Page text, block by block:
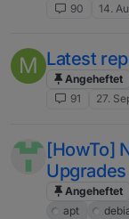
90
14.
M Latest
Angeheftet
91
27.
[HowTo]
Angeheftet
apt